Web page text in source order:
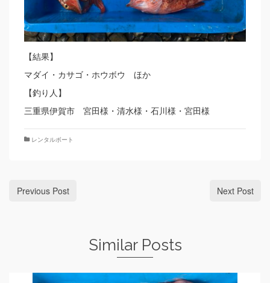
【結果】
マダイ・カサゴ・ホウボウ ほか
【釣り人】
三重県伊賀市 宮田様・清水様・石川様・宮田様
レンタルボート
Previous Post Next Post
Similar Posts